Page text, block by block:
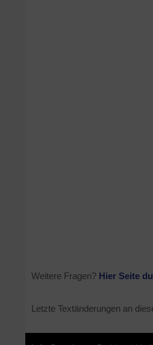
Weitere Fragen? Hier Seite
Letzte Textänderungen an